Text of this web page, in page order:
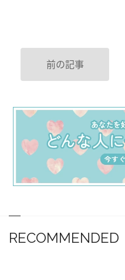
前の記事
RECOMMENDED